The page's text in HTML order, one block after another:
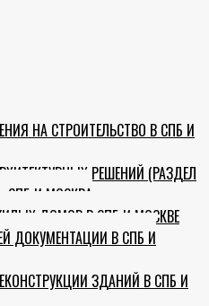
НА СТРОИТЕЛЬСТВО В СПБ И
РЕШЕНИЙ (РАЗДЕЛ
И МОСКВА
ДОМОВ В СПБ И МОСКВЕ
ДОКУМЕНТАЦИИ В СПБ И
ЗДАНИЙ В СПБ И